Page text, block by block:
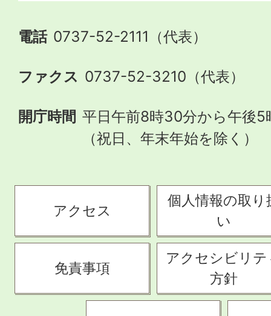
電話 0737-52-2111（代表）
ファクス 0737-52-3210（代表）
開庁時間 平日午前8時30分から午後5
（祝日、年末年始を除く）
アクセス
個人情報の取り
い
免責事項
アクセシビリテ
方針